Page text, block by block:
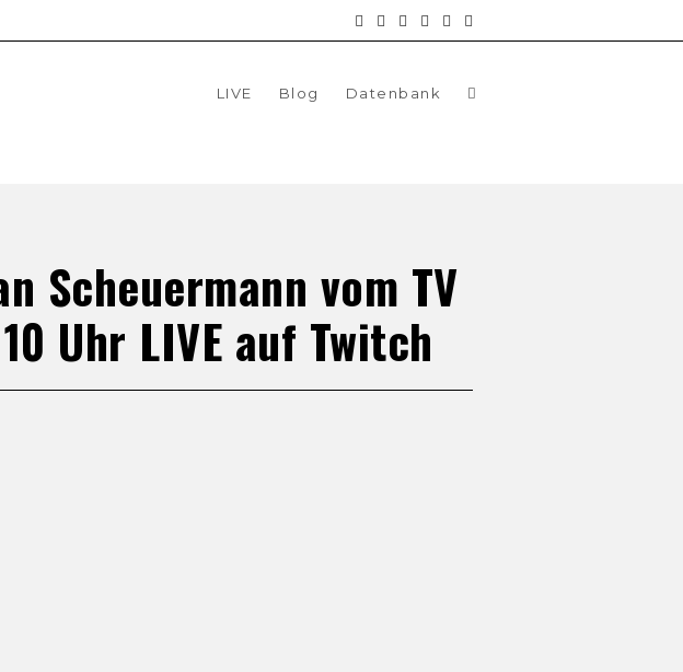
LIVE Blog Datenbank
Scheuermann vom TV
Uhr LIVE auf Twitch